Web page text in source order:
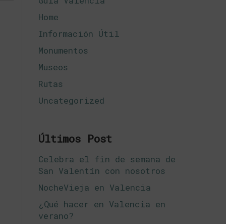
Home
Información Útil
Monumentos
Museos
Rutas
Uncategorized
Últimos Post
Celebra el fin de semana de
San Valentín con nosotros
NocheVieja en Valencia
¿Qué hacer en Valencia en
verano?